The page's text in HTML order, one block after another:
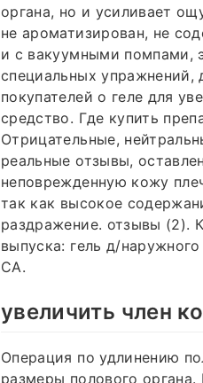
органа, но и усиливает
не ароматизирован, не
и с вакуумными помпами,
специальных упражнений,
покупателей о геле для
средство. Где купить
Отрицательные,
реальные отзывы,
неповрежденную кожу
так как высокое
раздражение. отзывы (2).
выпуска: гель д/
СА.
увеличить член
Операция по удлинению
размеры полового